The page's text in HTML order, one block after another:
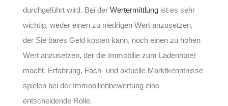
durchgeführt wird. Bei der Wertermittlung ist es sehr
wichtig, weder einen zu niedrigen Wert anzusetzen,
der Sie bares Geld kosten kann, noch einen zu hohen
Wert anzusetzen, der die Immobilie zum Ladenhüter
macht. Erfahrung, Fach- und aktuelle Marktkenntnisse
spielen bei der Immobilienbewertung eine
entscheidende Rolle.